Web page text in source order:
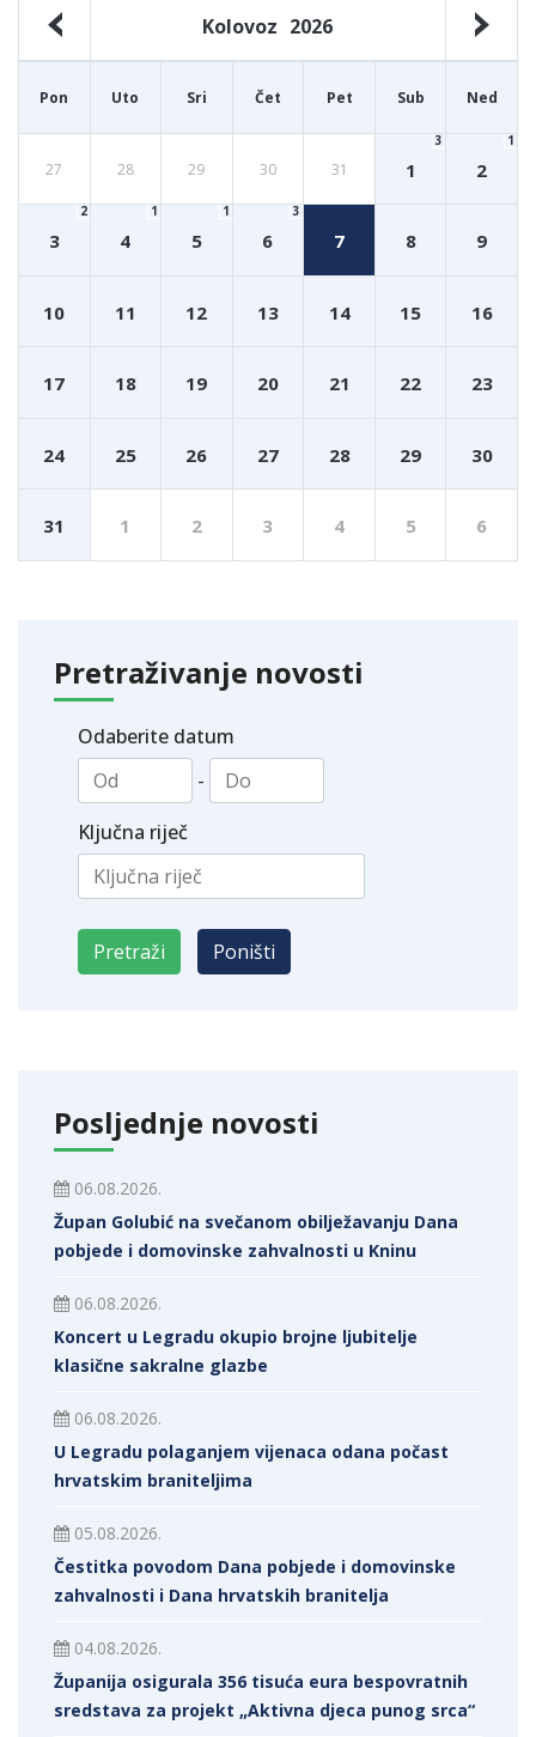
Kolovoz 2026
Pon Uto Sri Čet Pet Sub Ned
27 28 29 30 31 1
3
2
1
3
2
4
1
5
1
6
3
7 8 9
10 11 12 13 14 15 16
17 18 19 20 21 22 23
24 25 26 27 28 29 30
31 1 2 3 4 5 6
Pretraživanje novosti
Odaberite datum
-
Ključna riječ
Posljednje novosti
06.08.2026.
Župan Golubić na svečanom obilježavanju Dana
pobjede i domovinske zahvalnosti u Kninu
06.08.2026.
Koncert u Legradu okupio brojne ljubitelje
klasične sakralne glazbe
06.08.2026.
U Legradu polaganjem vijenaca odana počast
hrvatskim braniteljima
05.08.2026.
Čestitka povodom Dana pobjede i domovinske
zahvalnosti i Dana hrvatskih branitelja
04.08.2026.
Županija osigurala 356 tisuća eura bespovratnih
sredstava za projekt „Aktivna djeca punog srca“